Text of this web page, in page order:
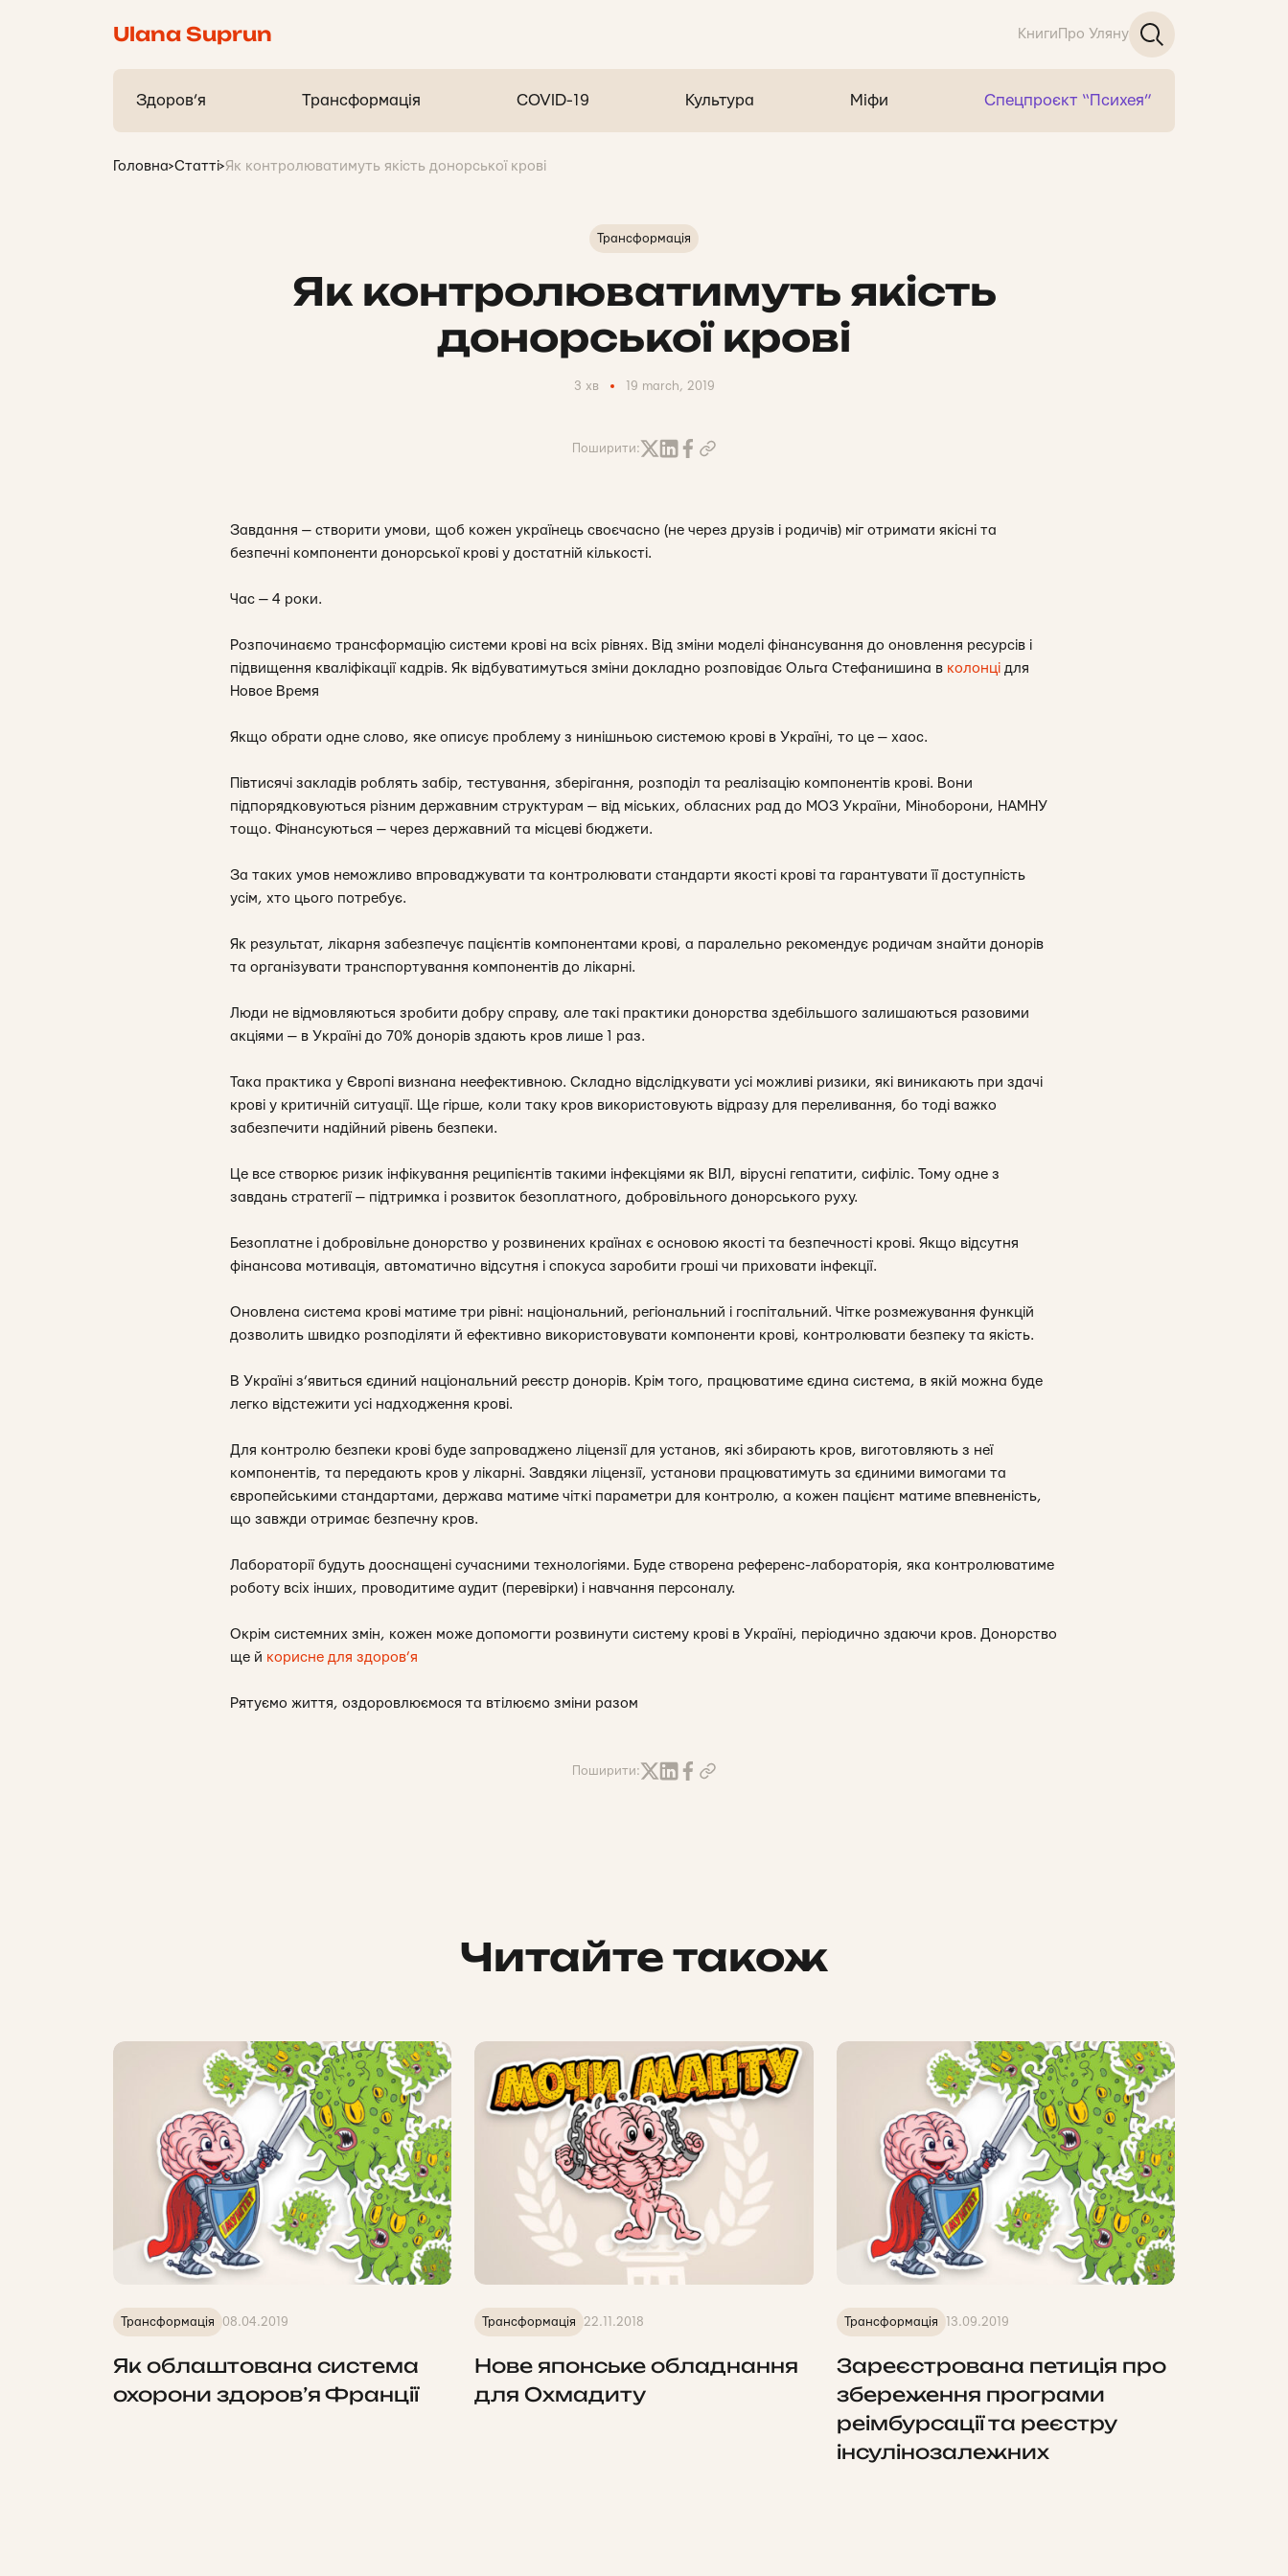
Ulana Suprun Книги Про Уляну
Здоров’я Трансформація COVID-19 Культура Міфи Спецпроєкт “Психея”
Головна>Статті>Як контролюватимуть якість донорської крові
Трансформація
Як контролюватимуть якість
донорської крові
3 хв 19 march, 2019
Поширити:
Завдання — створити умови, щоб кожен українець своєчасно (не через друзів і родичів) міг отримати якісні та
безпечні компоненти донорської крові у достатній кількості.
Час — 4 роки.
Розпочинаємо трансформацію системи крові на всіх рівнях. Від зміни моделі фінансування до оновлення ресурсів і
підвищення кваліфікації кадрів. Як відбуватимуться зміни докладно розповідає Ольга Стефанишина в колонці для
Новое Время
Якщо обрати одне слово, яке описує проблему з нинішньою системою крові в Україні, то це — хаос.
Півтисячі закладів роблять забір, тестування, зберігання, розподіл та реалізацію компонентів крові. Вони
підпорядковуються різним державним структурам — від міських, обласних рад до МОЗ України, Міноборони, НАМНУ
тощо. Фінансуються — через державний та місцеві бюджети.
За таких умов неможливо впроваджувати та контролювати стандарти якості крові та гарантувати її доступність
усім, хто цього потребує.
Як результат, лікарня забезпечує пацієнтів компонентами крові, а паралельно рекомендує родичам знайти донорів
та організувати транспортування компонентів до лікарні.
Люди не відмовляються зробити добру справу, але такі практики донорства здебільшого залишаються разовими
акціями — в Україні до 70% донорів здають кров лише 1 раз.
Така практика у Європі визнана неефективною. Складно відслідкувати усі можливі ризики, які виникають при здачі
крові у критичній ситуації. Ще гірше, коли таку кров використовують відразу для переливання, бо тоді важко
забезпечити надійний рівень безпеки.
Це все створює ризик інфікування реципієнтів такими інфекціями як ВІЛ, вірусні гепатити, сифіліс. Тому одне з
завдань стратегії — підтримка і розвиток безоплатного, добровільного донорського руху.
Безоплатне і добровільне донорство у розвинених країнах є основою якості та безпечності крові. Якщо відсутня
фінансова мотивація, автоматично відсутня і спокуса заробити гроші чи приховати інфекції.
Оновлена система крові матиме три рівні: національний, регіональний і госпітальний. Чітке розмежування функцій
дозволить швидко розподіляти й ефективно використовувати компоненти крові, контролювати безпеку та якість.
В Україні з’явиться єдиний національний реєстр донорів. Крім того, працюватиме єдина система, в якій можна буде
легко відстежити усі надходження крові.
Для контролю безпеки крові буде запроваджено ліцензії для установ, які збирають кров, виготовляють з неї
компонентів, та передають кров у лікарні. Завдяки ліцензії, установи працюватимуть за єдиними вимогами та
європейськими стандартами, держава матиме чіткі параметри для контролю, а кожен пацієнт матиме впевненість,
що завжди отримає безпечну кров.
Лабораторії будуть дооснащені сучасними технологіями. Буде створена референс-лабораторія, яка контролюватиме
роботу всіх інших, проводитиме аудит (перевірки) і навчання персоналу.
Окрім системних змін, кожен може допомогти розвинути систему крові в Україні, періодично здаючи кров. Донорство
ще й корисне для здоров’я
Рятуємо життя, оздоровлюємося та втілюємо зміни разом
Поширити:
Читайте також
Трансформація 08.04.2019
Як облаштована система
охорони здоров’я Франції
Трансформація 22.11.2018
Нове японське обладнання
для Охмадиту
Трансформація 13.09.2019
Зареєстрована петиція про
збереження програми
реімбурсації та реєстру
інсулінозалежних